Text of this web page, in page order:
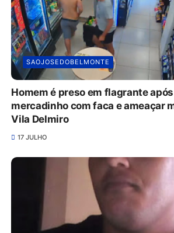
SAOJOSEDOBELMONTE
Homem é preso em flagrante
mercadinho com faca e ameaçar
Vila Delmiro
17 JULHO